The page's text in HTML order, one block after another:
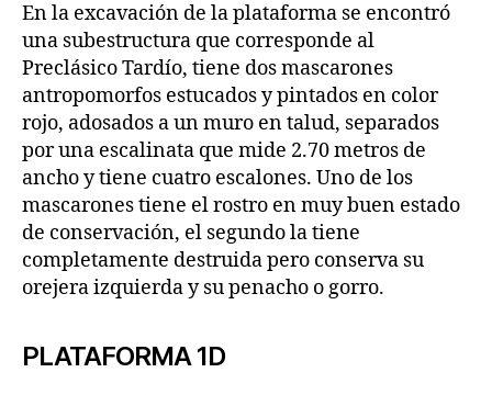
En la excavación de la plataforma se encontró
una subestructura que corresponde al
Preclásico Tardío, tiene dos mascarones
antropomorfos estucados y pintados en color
rojo, adosados a un muro en talud, separados
por una escalinata que mide 2.70 metros de
ancho y tiene cuatro escalones. Uno de los
mascarones tiene el rostro en muy buen estado
de conservación, el segundo la tiene
completamente destruida pero conserva su
orejera izquierda y su penacho o gorro.
PLATAFORMA 1D